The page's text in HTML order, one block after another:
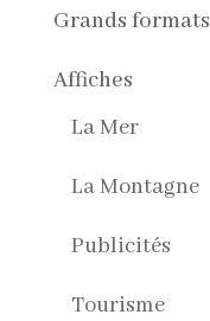
Grands formats
Affiches
La Mer
La Montagne
Publicités
Tourisme